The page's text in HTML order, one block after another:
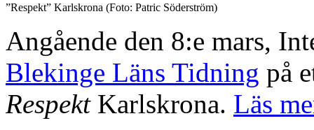
”Respekt” Karlskrona (Foto: Patric Söderström)
Angående den 8:e mars,
Blekinge Läns Tidning på
RespektKarlskrona. Läs